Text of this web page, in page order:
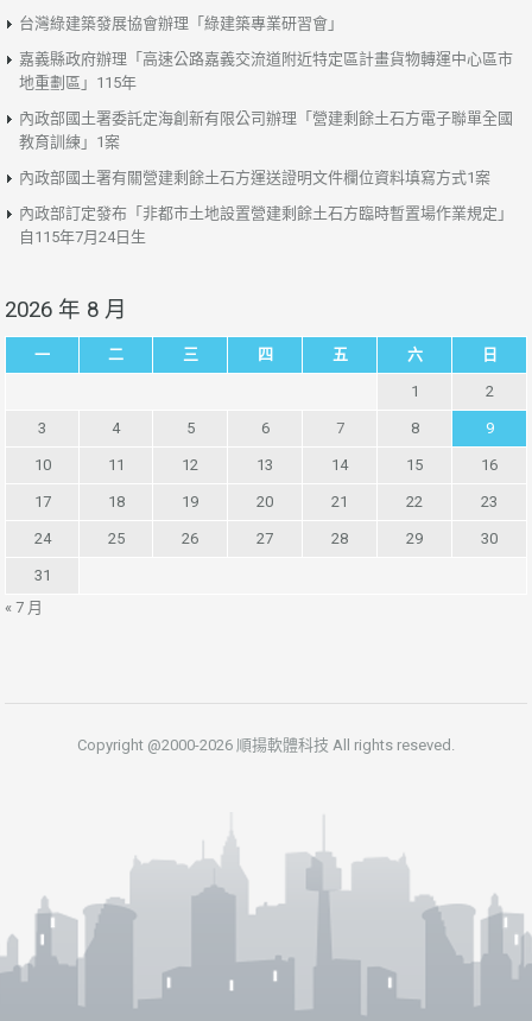
台灣綠建築發展協會辦理「綠建築專業研習會」
嘉義縣政府辦理「高速公路嘉義交流道附近特定區計畫貨物轉運中心區市
地重劃區」115年
內政部國土署委託定海創新有限公司辦理「營建剩餘土石方電子聯單全國
教育訓練」1案
內政部國土署有關營建剩餘土石方運送證明文件欄位資料填寫方式1案
內政部訂定發布「非都市土地設置營建剩餘土石方臨時暫置場作業規定」
自115年7月24日生
2026 年 8 月
一 二 三 四 五 六 日
1 2
3 4 5 6 7 8 9
10 11 12 13 14 15 16
17 18 19 20 21 22 23
24 25 26 27 28 29 30
31
« 7 月
Copyright @2000-2026 順揚軟體科技 All rights reseved.